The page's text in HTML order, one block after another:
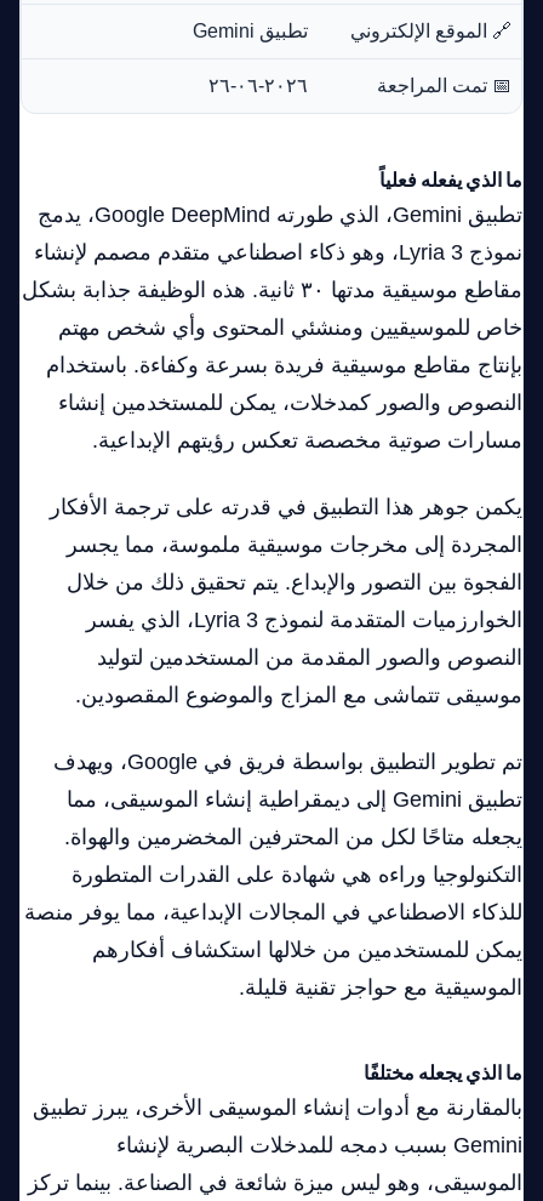
🔗 الموقع الإلكتروني تطبيق Gemini
📅 تمت المراجعة ٢٠٢٦-٠٦-٢٦
ما الذي يفعله فعلياً
تطبيق Gemini، الذي طورته Google DeepMind، يدمج
نموذج Lyria 3، وهو ذكاء اصطناعي متقدم مصمم لإنشاء
مقاطع موسيقية مدتها ٣٠ ثانية. هذه الوظيفة جذابة بشكل
خاص للموسيقيين ومنشئي المحتوى وأي شخص مهتم
بإنتاج مقاطع موسيقية فريدة بسرعة وكفاءة. باستخدام
النصوص والصور كمدخلات، يمكن للمستخدمين إنشاء
مسارات صوتية مخصصة تعكس رؤيتهم الإبداعية.
يكمن جوهر هذا التطبيق في قدرته على ترجمة الأفكار
المجردة إلى مخرجات موسيقية ملموسة، مما يجسر
الفجوة بين التصور والإبداع. يتم تحقيق ذلك من خلال
الخوارزميات المتقدمة لنموذج Lyria 3، الذي يفسر
النصوص والصور المقدمة من المستخدمين لتوليد
موسيقى تتماشى مع المزاج والموضوع المقصودين.
تم تطوير التطبيق بواسطة فريق في Google، ويهدف
تطبيق Gemini إلى ديمقراطية إنشاء الموسيقى، مما
يجعله متاحًا لكل من المحترفين المخضرمين والهواة.
التكنولوجيا وراءه هي شهادة على القدرات المتطورة
للذكاء الاصطناعي في المجالات الإبداعية، مما يوفر منصة
يمكن للمستخدمين من خلالها استكشاف أفكارهم
الموسيقية مع حواجز تقنية قليلة.
ما الذي يجعله مختلفًا
بالمقارنة مع أدوات إنشاء الموسيقى الأخرى، يبرز تطبيق
Gemini بسبب دمجه للمدخلات البصرية لإنشاء
الموسيقى، وهو ليس ميزة شائعة في الصناعة. بينما تركز